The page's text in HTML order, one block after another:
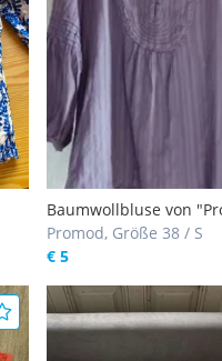
Baumwollbluse von
3/4 Arm Gr. 38
Promod, Größe 38 / S
€ 5